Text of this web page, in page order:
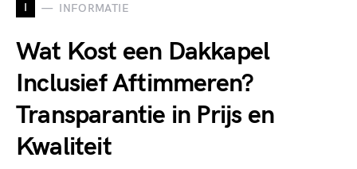
I INFORMATIE
Wat Kost een Dakkapel
Inclusief Aftimmeren?
Transparantie in Prijs en
Kwaliteit